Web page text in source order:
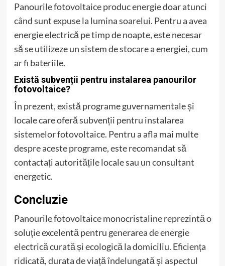
Panourile fotovoltaice produc energie doar atunci
când sunt expuse la lumina soarelui. Pentru a avea
energie electrică pe timp de noapte, este necesar
să se utilizeze un sistem de stocare a energiei, cum
ar fi bateriile.
Există subvenții pentru instalarea panourilor
fotovoltaice?
În prezent, există programe guvernamentale și
locale care oferă subvenții pentru instalarea
sistemelor fotovoltaice. Pentru a afla mai multe
despre aceste programe, este recomandat să
contactați autoritățile locale sau un consultant
energetic.
Concluzie
Panourile fotovoltaice monocristaline reprezintă o
soluție excelentă pentru generarea de energie
electrică curată și ecologică la domiciliu. Eficiența
ridicată, durata de viață îndelungată și aspectul